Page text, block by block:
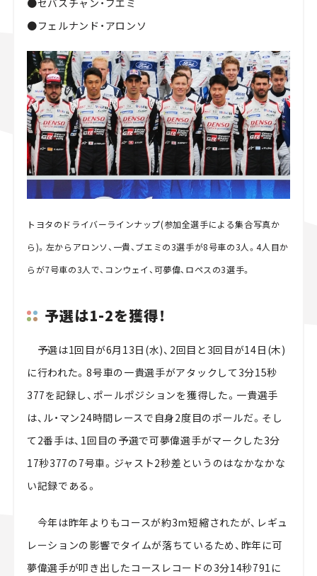
●フェルナンド・アロンソ
トヨタのドライバーラインナップ(参加全選手による集合写真か
ら)。左からアロンソ、一貴、ブエミの3選手が8号車の3人。4人目か
らが7号車の3人で、コンウェイ、可夢偉、ロペスの3選手。
予選は1-2を獲得！
予選は1回目が6月13日(水)、2回目と3回目が14日(木)
に行われた。8号車の一貴選手がアタックして3分15秒
377を記録し、ポールポジションを獲得した。一貴選手
は、ル・マン24時間レースで自身2度目のポールだ。そし
て2番手は、1回目の予選で可夢偉選手がマークした3分
17秒377の7号車。ジャスト2秒差というのはなかなかな
い記録である。
今年は昨年よりもコースが約3m短縮されたが、レギュ
レーションの影響でタイムが落ちているため、昨年に可
夢偉選手が叩き出したコースレコードの3分14秒791に